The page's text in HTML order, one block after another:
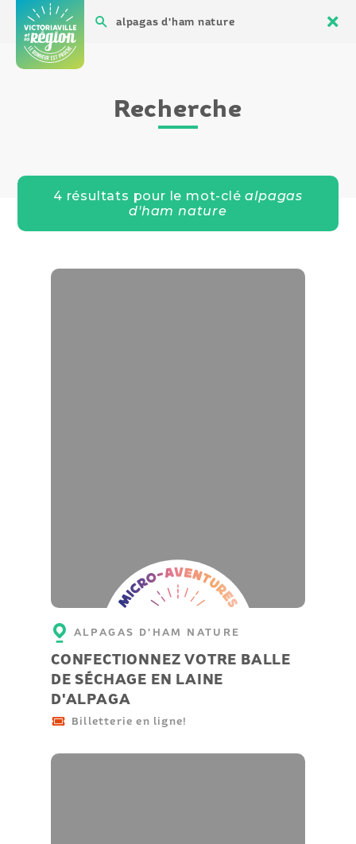
contenu
Quoi faire
Recherche
Recherche
4 résultats pour le mot-cléalpagas
d'ham nature
Micro-
aventure
ALPAGAS D'HAM NATURE
CONFECTIONNEZ VOTRE BALLE
DE SÉCHAGE EN LAINE
D'ALPAGA
Billetterie en ligne!